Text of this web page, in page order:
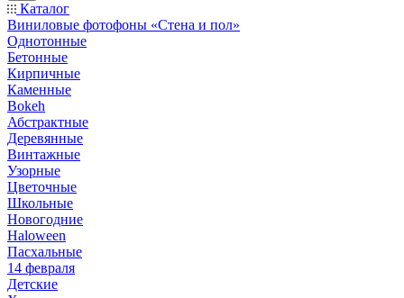
Каталог
Виниловые фотофоны «Стена и пол»
Однотонные
Бетонные
Кирпичные
Каменные
Bokeh
Абстрактные
Деревянные
Винтажные
Узорные
Цветочные
Школьные
Новогодние
Haloween
Пасхальные
14 февраля
Детские